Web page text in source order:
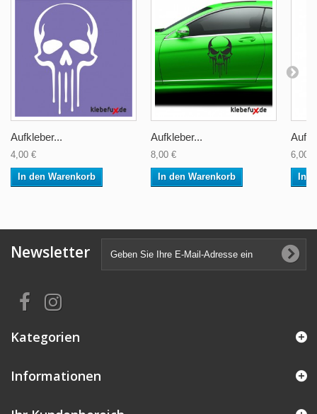
Aufkleber...
4,00 €
In den Warenkorb
Aufkleber...
8,00 €
In den Warenkorb
6,00 €
In
Newsletter
Kategorien
Informationen